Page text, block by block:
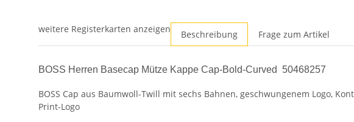
weitere Registerkarten anzeigen Beschreibung Frage zum Artikel
BOSS Herren Basecap Mütze Kappe Cap-Bold-Curved 50468257
BOSS Cap aus Baumwoll-Twill mit sechs Bahnen, geschwungenem Logo,
Print-Logo